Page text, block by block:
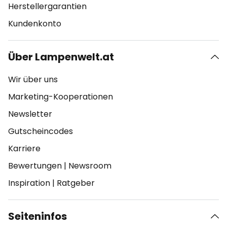
Herstellergarantien
Kundenkonto
Über Lampenwelt.at
Wir über uns
Marketing-Kooperationen
Newsletter
Gutscheincodes
Karriere
Bewertungen | Newsroom
Inspiration | Ratgeber
Seiteninfos